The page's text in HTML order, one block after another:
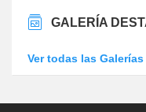
GALERÍA
Ver todas las Galerías